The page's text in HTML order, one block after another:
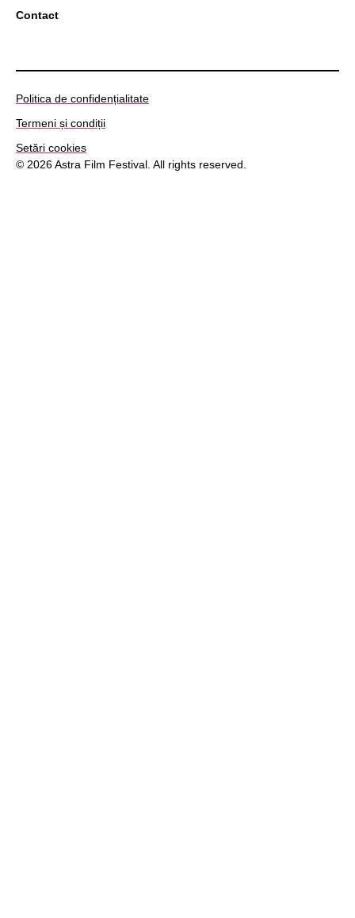
Contact
Politica de confidențialitate
Termeni și condiții
Setări cookies
© 2026 Astra Film Festival. All rights reserved.